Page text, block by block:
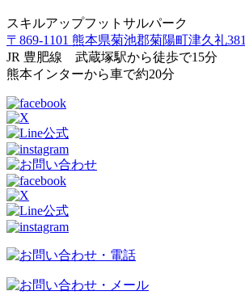
スキルアップフットサルパーク
〒869-1101 熊本県菊池郡菊陽町津久礼
JR 豊肥線 武蔵塚駅から徒歩で15分
熊本インターから車で約20分